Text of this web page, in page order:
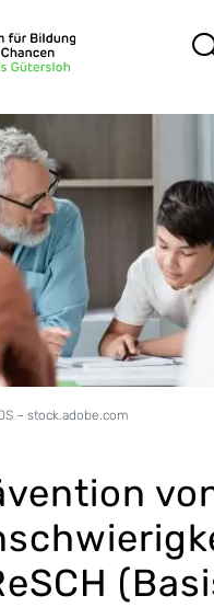
– stock.adobe.com